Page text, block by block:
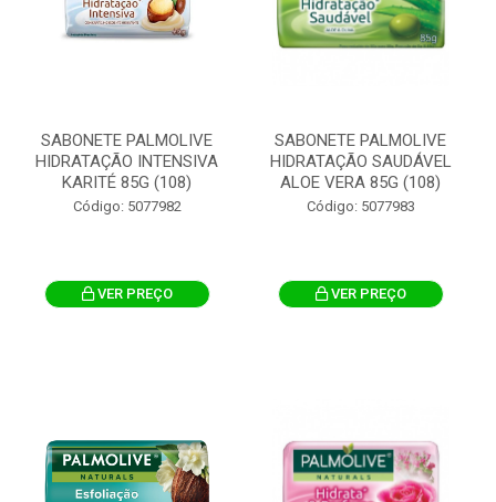
SABONETE PALMOLIVE
HIDRATAÇÃO INTENSIVA
KARITÉ 85G (108)
Código: 5077982
VER PREÇO
SABONETE PALMOLIVE
HIDRATAÇÃO SAUDÁVEL
ALOE VERA 85G (108)
Código: 5077983
VER PREÇO